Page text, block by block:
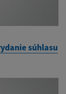
súhlasu